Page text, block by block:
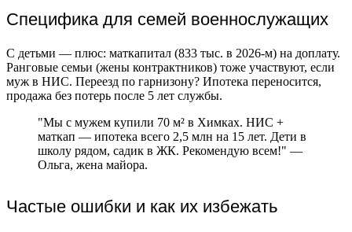
Специфика для семей военнослужащих
С детьми — плюс: маткапитал (833 тыс. в 2026-м) на доплату.
Ранговые семьи (жены контрактников) тоже участвуют, если
муж в НИС. Переезд по гарнизону? Ипотека переносится,
продажа без потерь после 5 лет службы.
"Мы с мужем купили 70 м² в Химках. НИС +
маткап — ипотека всего 2,5 млн на 15 лет. Дети в
школу рядом, садик в ЖК. Рекомендую всем!" —
Ольга, жена майора.
Частые ошибки и как их избежать